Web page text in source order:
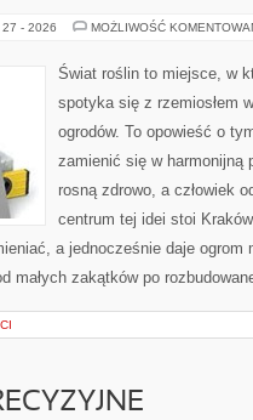
27 - 2026 MOŻLIWOŚĆ
Świat roślin to miejsce, w
spotyka się z rzemiosłem
ogrodów. To opowieść o
zamienić się w harmonijną
rosną zdrowo, a człowiek
centrum tej idei stoi
a jednocześnie daje ogrom
małych zakątków po